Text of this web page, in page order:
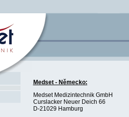
Medset - Německo:
Medset Medizintechnik GmbH
Curslacker Neuer Deich 66
D-21029 Hamburg